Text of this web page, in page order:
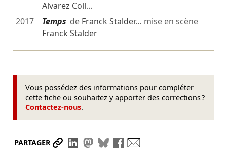
Alvarez Coll…
2017
Temps de Franck Stalder… mise en scène
Franck Stalder
Vous possédez des informations pour compléter
cette fiche ou souhaitez y apporter des corrections ?
Contactez-nous.
PARTAGER Partager le lien
Partager sur LinkedIn
Partager sur Mastodon
Partager sur Bluesky
Partager sur Facebook